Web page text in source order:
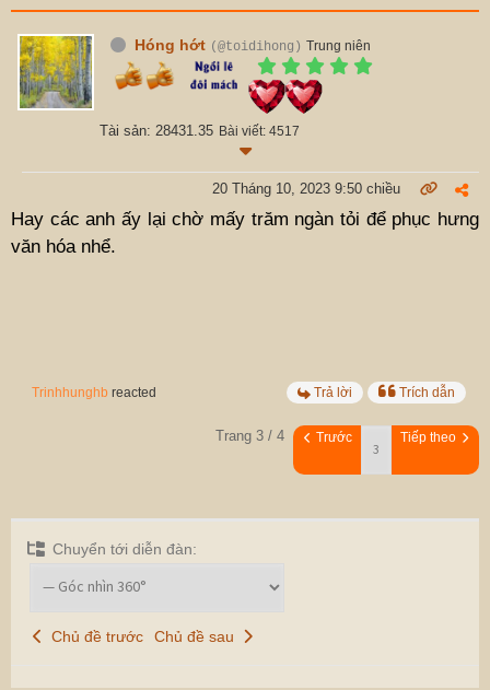
Hóng hớt (@toidihong) Trung niên
Tài sản: 28431.35 Bài viết: 4517
20 Tháng 10, 2023 9:50 chiều
Hay các anh ấy lại chờ mấy trăm ngàn tỏi để phục hưng
văn hóa nhể.
Trinhhunghb reacted Trả lời Trích dẫn
Trang 3 / 4 Trước Tiếp theo
Chuyển tới diễn đàn:
Chủ đề trước Chủ đề sau